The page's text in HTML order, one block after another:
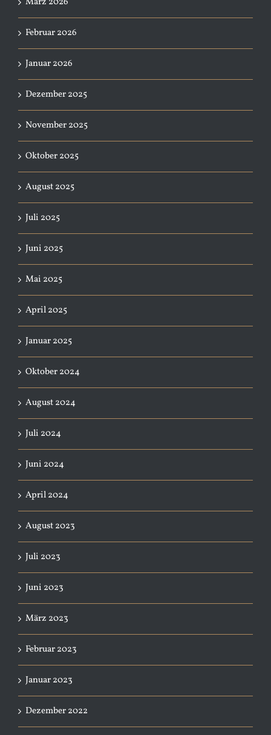
Februar 2026
Januar 2026
Dezember 2025
November 2025
Oktober 2025
August 2025
Juli 2025
Juni 2025
Mai 2025
April 2025
Januar 2025
Oktober 2024
August 2024
Juli 2024
Juni 2024
April 2024
August 2023
Juli 2023
Juni 2023
März 2023
Februar 2023
Januar 2023
Dezember 2022